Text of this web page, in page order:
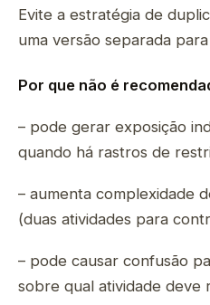
Evite a estratégia de
uma versão separada
Por que não é
– pode gerar exposição
quando há rastros de
– aumenta complexidade
(duas atividades para
– pode causar confusão
sobre qual atividade deve